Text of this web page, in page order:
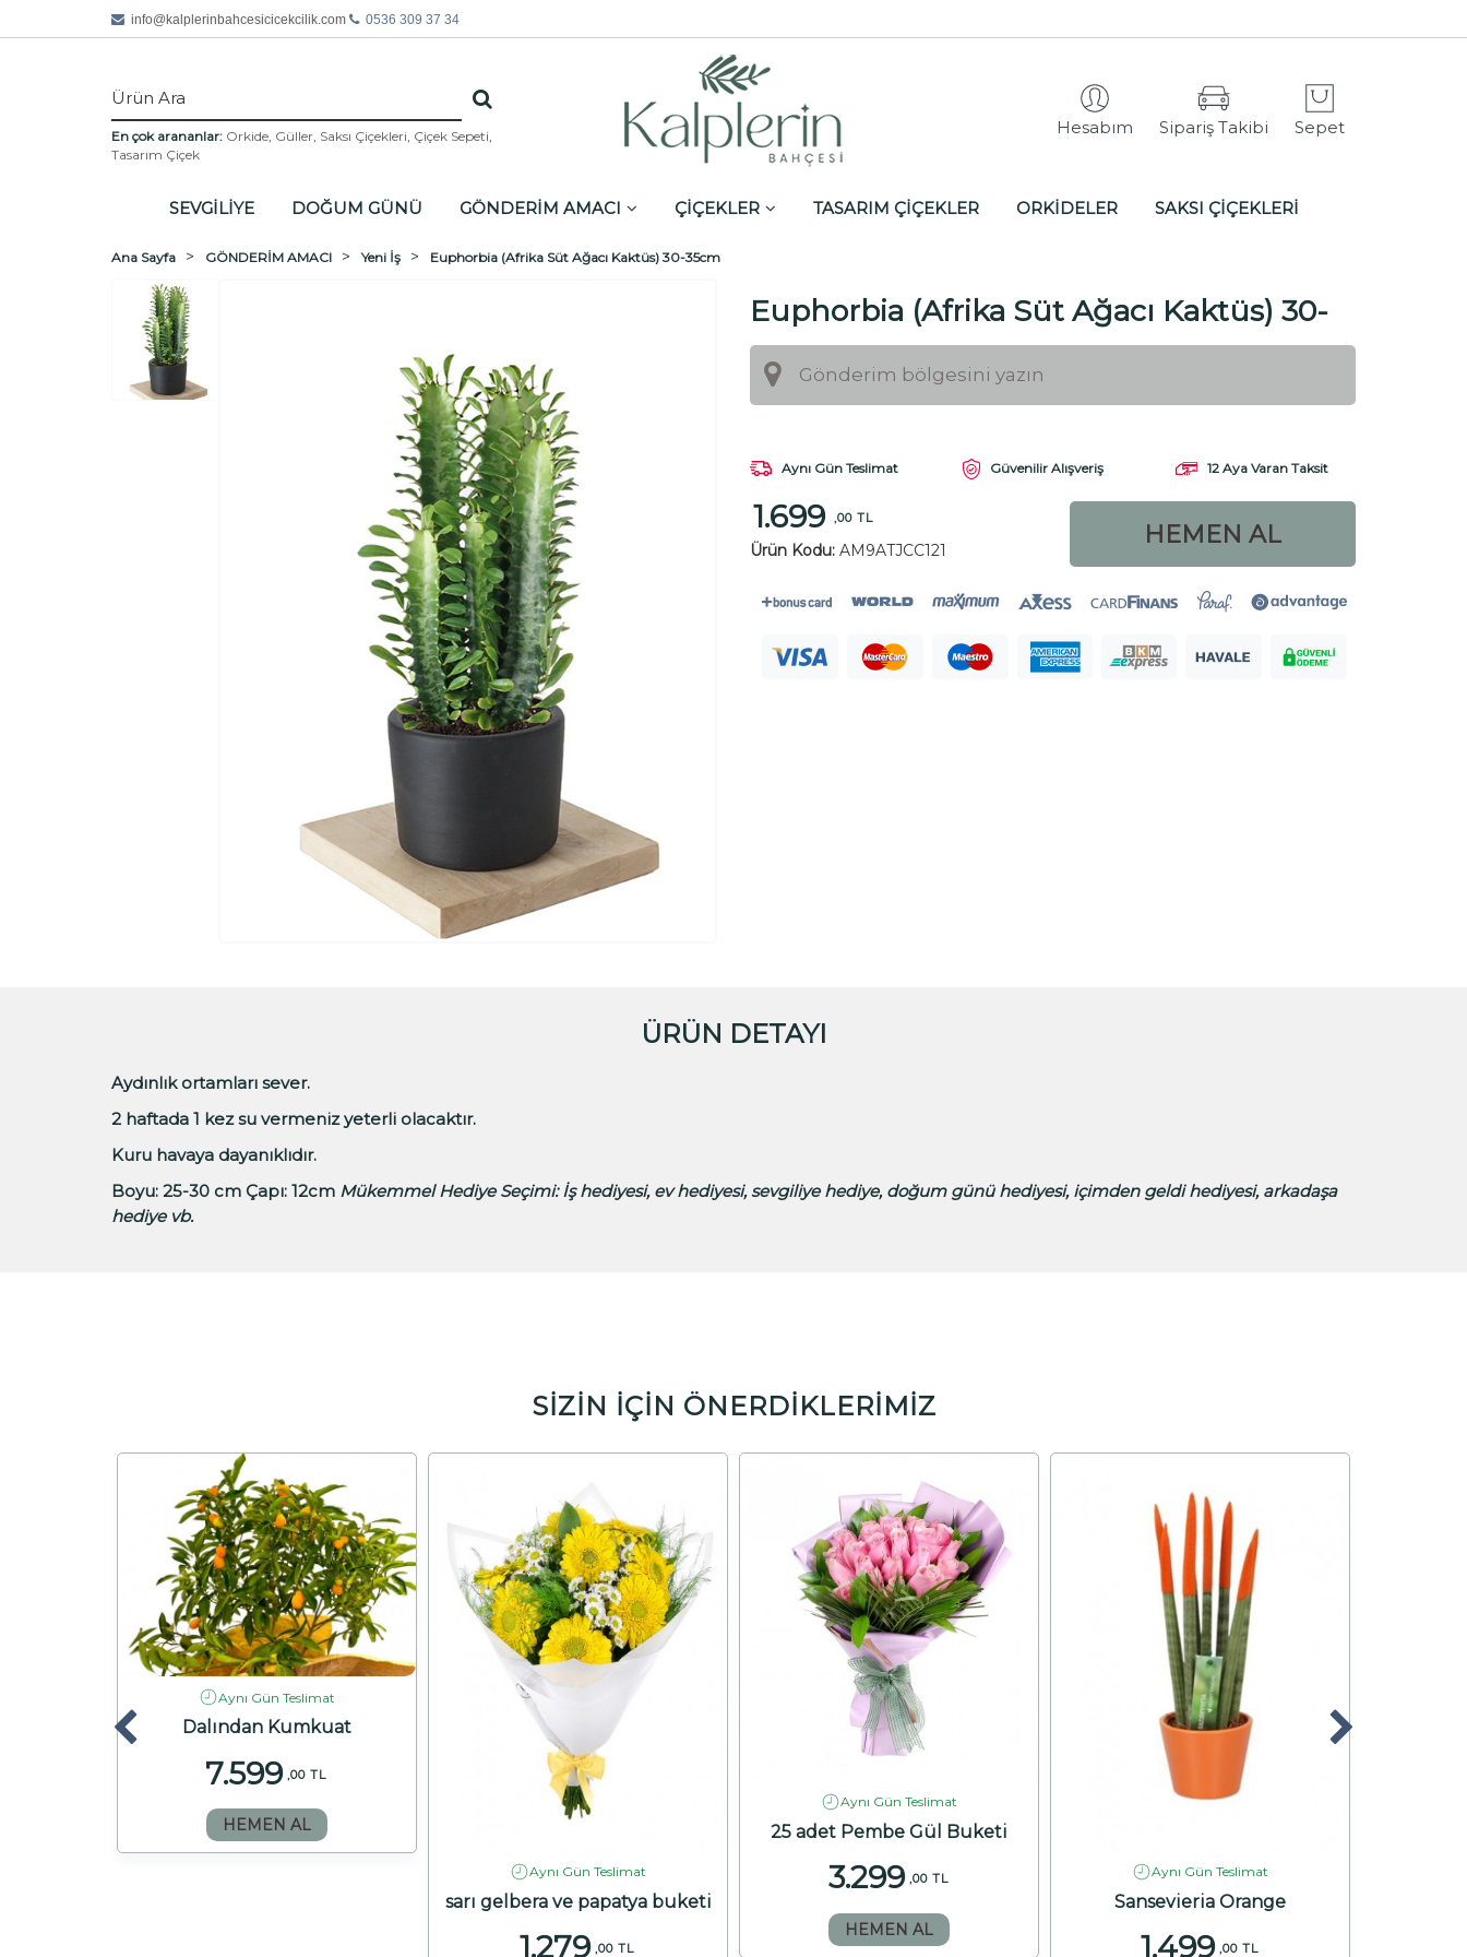
info@ kalplerinbahcesicicekcilik.com 0536 309 37 34
En çok arananlar: Orkide Güller Saksı Çiçekleri Çiçek Sepeti
Tasarım Çiçek
Hesabım Sipariş Takibi Sepet
SEVGİLİYE DOĞUM GÜNÜ GÖNDERİM AMACI ÇİÇEKLER TASARIM ÇİÇEKLER ORKİDELER SAKSI ÇİÇEKLERİ
Ana Sayfa GÖNDERİM AMACI Yeni İş Euphorbia (Afrika Süt Ağacı Kaktüs) 30-35cm
Euphorbia (Afrika Süt Ağacı Kaktüs) 30-
35cm
Aynı Gün Teslimat Güvenilir Alışveriş 12 Aya Varan Taksit
1.699 ,00 TL
Ürün Kodu: AM9ATJCC121
HEMEN AL
ÜRÜN DETAYI
Aydınlık ortamları sever.
2 haftada 1 kez su vermeniz yeterli olacaktır.
Kuru havaya dayanıklıdır.
Boyu: 25-30 cm Çapı: 12cm Mükemmel Hediye Seçimi: İş hediyesi, ev hediyesi, sevgiliye hediye, doğum günü hediyesi, içimden geldi hediyesi, arkadaşa
hediye vb.
SİZİN İÇİN ÖNERDİKLERİMİZ
Aynı Gün Teslimat
Dalından Kumkuat
7.599 ,00 TL
HEMEN AL
Aynı Gün Teslimat
sarı gelbera ve papatya buketi
1.279 ,00 TL
Aynı Gün Teslimat
25 adet Pembe Gül Buketi
3.299 ,00 TL
HEMEN AL
Aynı Gün Teslimat
Sansevieria Orange
1.499 ,00 TL